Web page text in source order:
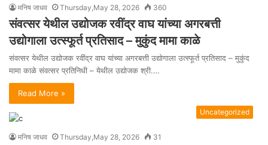
मनिष जाधव Thursday,May 28, 2026 360
संवत्सर येथील उद्योजक रवींद्र वाघ यांच्या अगरबत्ती
उद्योगाला उत्स्फूर्त प्रतिसाद – मुकुंद मामा काळे
संवत्सर येथील उद्योजक रवींद्र वाघ यांच्या अगरबत्ती उद्योगाला उत्स्फूर्त प्रतिसाद – मुकुंद
मामा काळे संवत्सर प्रतिनिधी – येथील उद्योजक श्री.…
Read More »
Uncategorized
मनिष जाधव Thursday,May 28, 2026 31